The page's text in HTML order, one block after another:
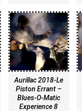
Aurillac 2018-Le
Piston Errant –
Blues-O-Matic
Experience 8